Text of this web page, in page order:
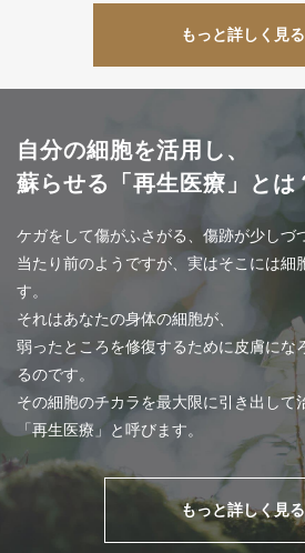
もっと詳しく見る
自分の細胞を活用し、
蘇らせる
「再生医療」とは
ケガをして傷がふさがる、傷跡が少しづ
当たり前のようですが、実はそこには細
す。
それはあなたの身体の細胞が、
弱ったところを修復するために皮膚にな
るのです。
その細胞のチカラを最大限に引き出して
「再生医療」と呼びます。
もっと詳しく見る